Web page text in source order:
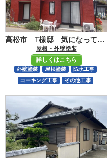
高松市 T様邸 気になっていた屋根も元通り
屋根・外壁塗装
詳しくはこちら
外壁塗装 屋根塗装
防水工事
コーキング工事
その他工事